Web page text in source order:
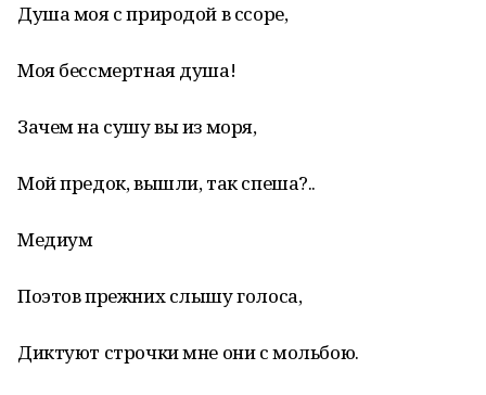
Душа моя с природой в ссоре,
Моя бессмертная душа!
Зачем на сушу вы из моря,
Мой предок, вышли, так спеша?..
Медиум
Поэтов прежних слышу голоса,
Диктуют строчки мне они с мольбою.